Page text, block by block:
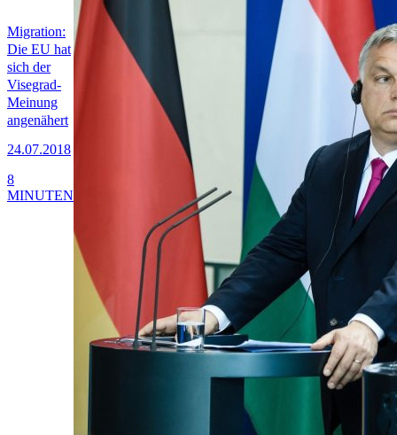
Migration:
Die EU hat
sich der
Visegrad-
Meinung
angenähert
24.07.2018
8
MINUTEN